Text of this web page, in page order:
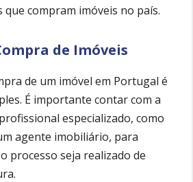
que compram imóveis no país.
de Imóveis
de um imóvel em Portugal é
É importante contar com a
especializado, como
agente imobiliário, para
processo seja realizado de